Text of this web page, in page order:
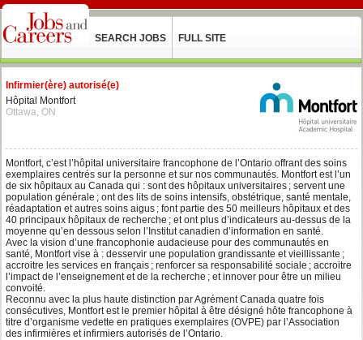
SEARCH JOBS FULL SITE
Infirmier(ère) autorisé(e)
Hôpital Montfort
Ottawa, ON
Montfort, c’est l’hôpital universitaire francophone de l’Ontario offrant des soins
exemplaires centrés sur la personne et sur nos communautés. Montfort est l’un
de six hôpitaux au Canada qui : sont des hôpitaux universitaires ; servent une
population générale ; ont des lits de soins intensifs, obstétrique, santé mentale,
réadaptation et autres soins aigus ; font partie des 50 meilleurs hôpitaux et des
40 principaux hôpitaux de recherche ; et ont plus d’indicateurs au-dessus de la
moyenne qu’en dessous selon l’Institut canadien d’information en santé.
Avec la vision d’une francophonie audacieuse pour des communautés en
santé, Montfort vise à : desservir une population grandissante et vieillissante ;
accroitre les services en français ; renforcer sa responsabilité sociale ; accroitre
l’impact de l’enseignement et de la recherche ; et innover pour être un milieu
convoité.
Reconnu avec la plus haute distinction par Agrément Canada quatre fois
consécutives, Montfort est le premier hôpital à être désigné hôte francophone à
titre d’organisme vedette en pratiques exemplaires (OVPE) par l’Association
des infirmières et infirmiers autorisés de l’Ontario.